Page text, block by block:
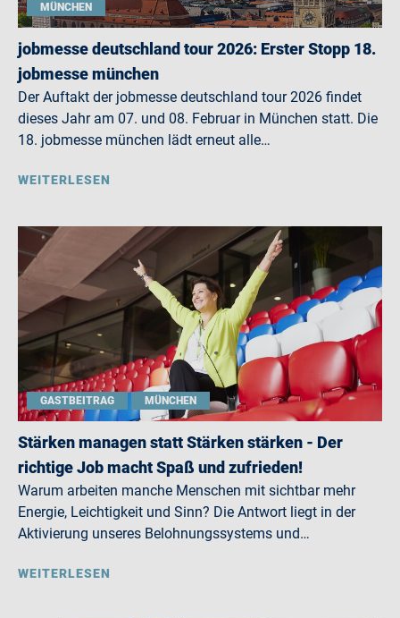
MÜNCHEN
jobmesse deutschland tour 2026: Erster Stopp 18.
jobmesse münchen
Der Auftakt der jobmesse deutschland tour 2026 findet
dieses Jahr am 07. und 08. Februar in München statt. Die
18. jobmesse münchen lädt erneut alle…
WEITERLESEN
GASTBEITRAG MÜNCHEN
Stärken managen statt Stärken stärken - Der
richtige Job macht Spaß und zufrieden!
Warum arbeiten manche Menschen mit sichtbar mehr
Energie, Leichtigkeit und Sinn? Die Antwort liegt in der
Aktivierung unseres Belohnungssystems und…
WEITERLESEN